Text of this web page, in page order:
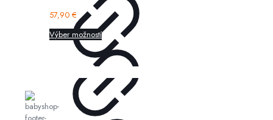
57,90 €
Výber možností